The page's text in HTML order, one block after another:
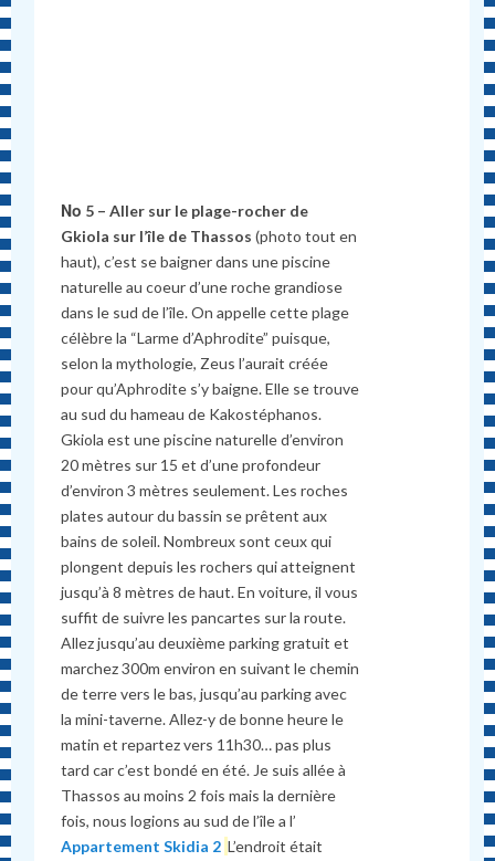
Νο 5 – Aller sur le plage-rocher de
Gkiola sur l’île de Thassos (photo tout en
haut), c’est se baigner dans une piscine
naturelle au coeur d’une roche grandiose
dans le sud de l’île. On appelle cette plage
célèbre la “Larme d’Aphrodite” puisque,
selon la mythologie, Zeus l’aurait créée
pour qu’Aphrodite s’y baigne. Elle se trouve
au sud du hameau de Kakostéphanos.
Gkiola est une piscine naturelle d’environ
20 mètres sur 15 et d’une profondeur
d’environ 3 mètres seulement. Les roches
plates autour du bassin se prêtent aux
bains de soleil. Nombreux sont ceux qui
plongent depuis les rochers qui atteignent
jusqu’à 8 mètres de haut. En voiture, il vous
suffit de suivre les pancartes sur la route.
Allez jusqu’au deuxième parking gratuit et
marchez 300m environ en suivant le chemin
de terre vers le bas, jusqu’au parking avec
la mini-taverne. Allez-y de bonne heure le
matin et repartez vers 11h30… pas plus
tard car c’est bondé en été. Je suis allée à
Thassos au moins 2 fois mais la dernière
fois, nous logions au sud de l’île a l’
Appartement Skidia 2 L’endroit était